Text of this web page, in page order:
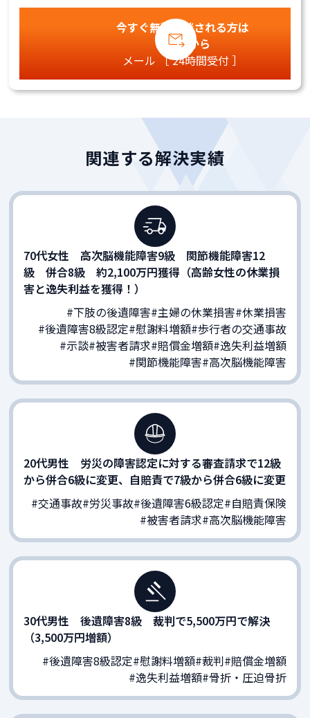
今すぐ無料相談される方は
こちらから
メール ［ 24時間受付 ］
関連する解決実績
70代女性 高次脳機能障害9級 関節機能障害12
級 併合8級 約2,100万円獲得（高齢女性の休業損
害と逸失利益を獲得！）
#下肢の後遺障害#主婦の休業損害#休業損害
#後遺障害8級認定#慰謝料増額#歩行者の交通事故
#示談#被害者請求#賠償金増額#逸失利益増額
#関節機能障害#高次脳機能障害
20代男性 労災の障害認定に対する審査請求で12級
から併合6級に変更、自賠責で7級から併合6級に変更
#交通事故#労災事故#後遺障害6級認定#自賠責保険
#被害者請求#高次脳機能障害
30代男性 後遺障害8級 裁判で5,500万円で解決
（3,500万円増額）
#後遺障害8級認定#慰謝料増額#裁判#賠償金増額
#逸失利益増額#骨折・圧迫骨折